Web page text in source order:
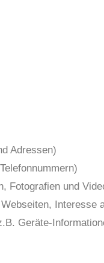
Adressen)
Fotografien und
Interesse
Geräte-